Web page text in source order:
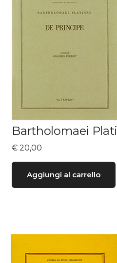
Bartholomaei
€ 20,00
Aggiungi al carrello